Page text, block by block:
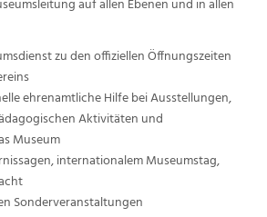
auf allen Ebenen und in allen
zu den offiziellen Öffnungszeiten
ehrenamtliche Hilfe bei Ausstellungen,
Aktivitäten und
Museum
internationalem Museumstag,
Sonderveranstaltungen